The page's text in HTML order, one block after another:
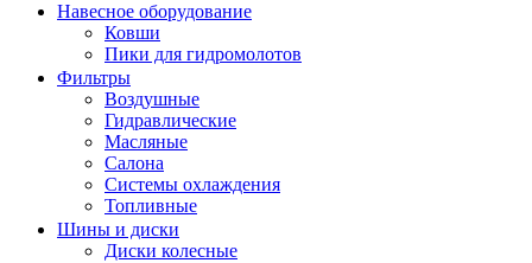
Навесное оборудование
Ковши
Пики для гидромолотов
Фильтры
Воздушные
Гидравлические
Масляные
Салона
Системы охлаждения
Топливные
Шины и диски
Диски колесные